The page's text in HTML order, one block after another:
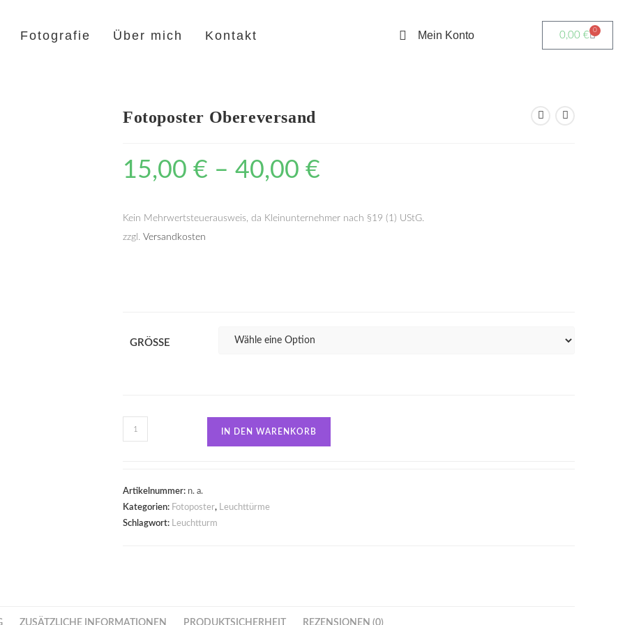
Fotografie Über mich Kontakt Mein Konto 0,00 € 0
Fotoposter Obereversand
15,00 € – 40,00 €
Kein Mehrwertsteuerausweis, da Kleinunternehmer nach §19 (1) UStG.
zzgl. Versandkosten
GRÖSSE
IN DEN WARENKORB
Artikelnummer: n. a.
Kategorien: Fotoposter, Leuchttürme
Schlagwort: Leuchtturm
ZUSÄTZLICHE INFORMATIONEN PRODUKTSICHERHEIT REZENSIONEN (0)